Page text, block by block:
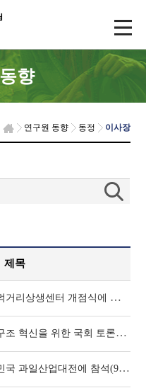
향
연구원 동향 동정 이사장
제목
원철희 이사장, 정산농협 먹거리상생센터 개점식에 참석(1046호)
원철희 이사장, 농협 유통구조 혁신을 위한 국회 토론회 좌장 맡아(1010호)
원철희 이사장, 2023 대한민국 과일산업대전에 참석(965호)